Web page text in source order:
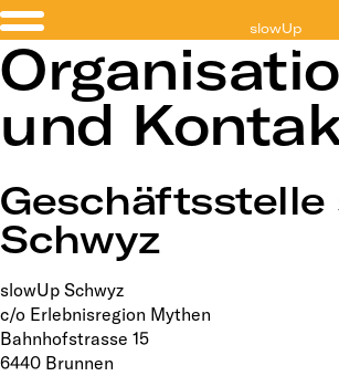
slowUp
Schwyz
und
Geschäftsstelle
Schwyz
slowUp Schwyz
c/o Erlebnisregion Mythen
Bahnhofstrasse 15
6440 Brunnen